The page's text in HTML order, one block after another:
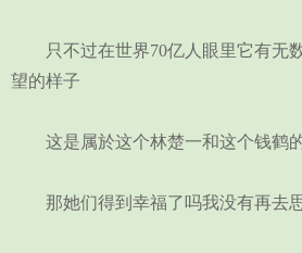
只不过在世界70亿人眼里它有无
望的样子
这是属於这个林楚一和这个钱鹤
那她们得到幸福了吗我没有再去